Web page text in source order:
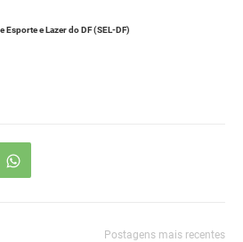
e Lazer do DF (SEL-DF)
Postagens mais recentes